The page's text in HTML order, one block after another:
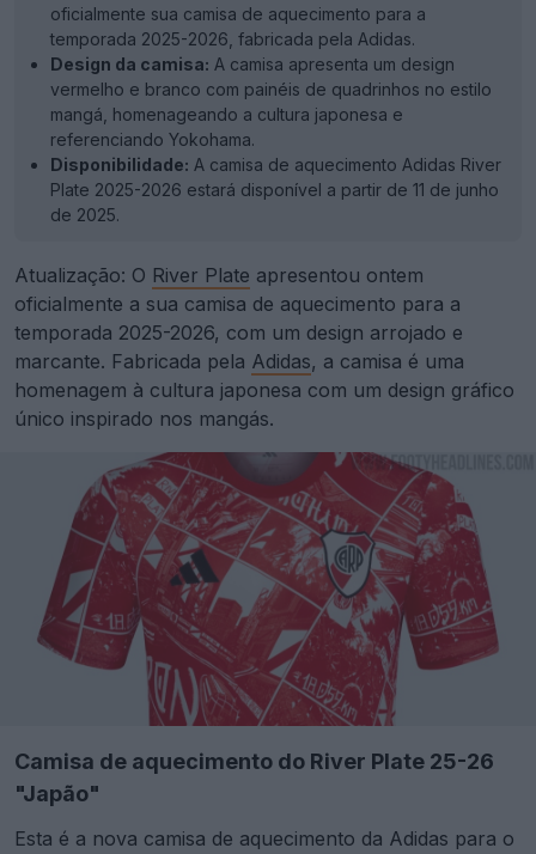
oficialmente sua camisa de aquecimento para a
temporada 2025-2026, fabricada pela Adidas.
Design da camisa: A camisa apresenta um design
vermelho e branco com painéis de quadrinhos no estilo
mangá, homenageando a cultura japonesa e
referenciando Yokohama.
Disponibilidade: A camisa de aquecimento Adidas River
Plate 2025-2026 estará disponível a partir de 11 de junho
de 2025.
Atualização: O River Plate apresentou ontem
oficialmente a sua camisa de aquecimento para a
temporada 2025-2026, com um design arrojado e
marcante. Fabricada pela Adidas, a camisa é uma
homenagem à cultura japonesa com um design gráfico
único inspirado nos mangás.
Camisa de aquecimento do River Plate 25-26
"Japão"
Esta é a nova camisa de aquecimento da Adidas para o